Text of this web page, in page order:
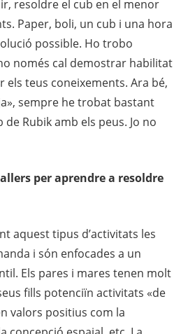
resoldre el cub en el menor
Paper, boli, un cub i una hora
possible. Ho trobo
només cal demostrar habilitat
els teus coneixements. Ara bé,
sempre he trobat bastant
Rubik amb els peus. Jo no
per aprendre a resoldre
aquest tipus d’activitats les
i són enfocades a un
Els pares i mares tenen molt
fills potenciïn activitats «de
valors positius com la